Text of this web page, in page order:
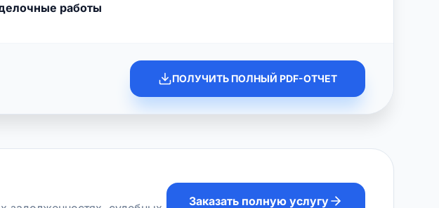
работы
ПОЛУЧИТЬ ПОЛНЫЙ PDF-ОТЧЕТ
Заказать полную услугу